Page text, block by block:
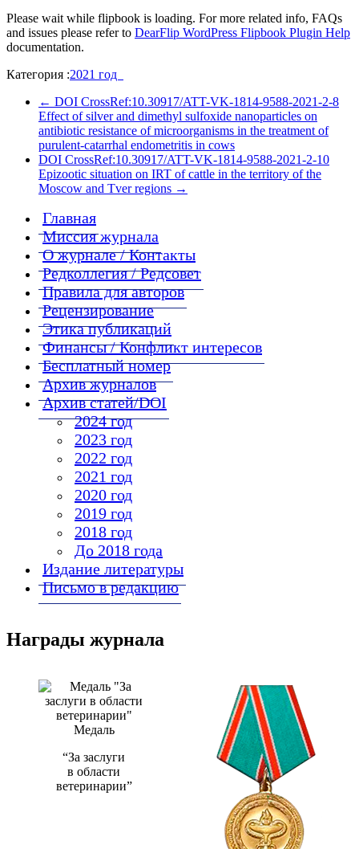
Please wait while flipbook is loading. For more related info, FAQs
and issues please refer to DearFlip WordPress Flipbook Plugin Help
documentation.
Категория :2021 год
← DOI CrossRef:10.30917/ATT-VK-1814-9588-2021-2-8
Effect of silver and dimethyl sulfoxide nanoparticles on
antibiotic resistance of microorganisms in the treatment of
purulent-catarrhal endometritis in cows
DOI CrossRef:10.30917/ATT-VK-1814-9588-2021-2-10
Epizootic situation on IRT of cattle in the territory of the
Moscow and Tver regions →
Главная
Миссия журнала
О журнале / Контакты
Редколлегия / Редсовет
Правила для авторов
Рецензирование
Этика публикаций
Финансы / Конфликт интересов
Бесплатный номер
Архив журналов
Архив статей/DOI
2024 год
2023 год
2022 год
2021 год
2020 год
2019 год
2018 год
До 2018 года
Издание литературы
Письмо в редакцию
Награды журнала
Медаль
“За заслуги
в области
ветеринарии”